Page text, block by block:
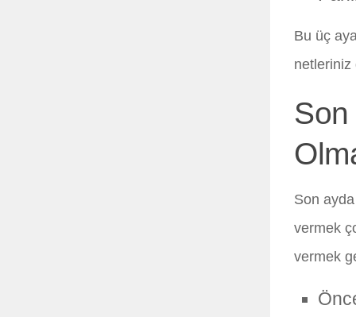
Bu üç
netleriniz
Son
Son
vermek
vermek